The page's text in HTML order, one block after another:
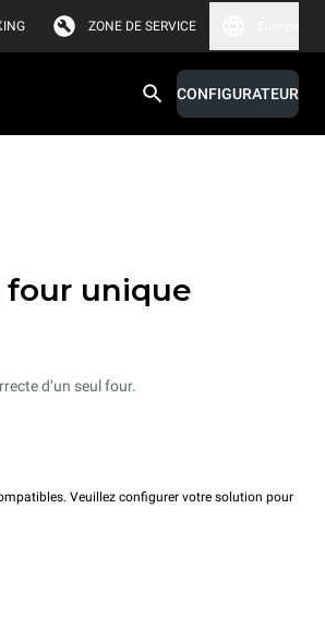
ZONE DE SERVICE
CONFIGURATEUR
unique
d’un seul four.
Veuillez configurer votre solution pour